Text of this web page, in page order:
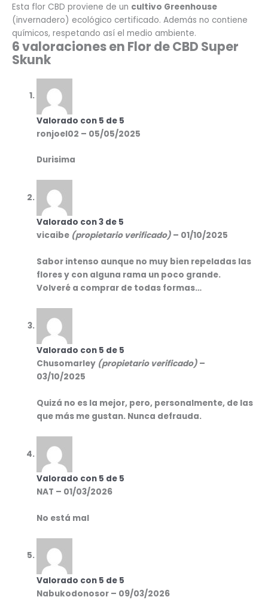
Esta flor CBD proviene de un cultivo Greenhouse
(invernadero) ecológico certificado. Además no contiene
químicos, respetando así el medio ambiente.
6 valoraciones en Flor de CBD Super
Skunk
Valorado con 5 de 5
ronjoel02 – 05/05/2025
Durisima
Valorado con3 de 5
vicaibe (propietario verificado) – 01/10/2025
Sabor intenso aunque no muy bien repeladas las
flores y con alguna rama un poco grande.
Volveré a comprar de todas formas…
Valorado con 5 de 5
Chusomarley (propietario verificado) –
03/10/2025
Quizá no es la mejor, pero, personalmente, de las
que más me gustan. Nunca defrauda.
Valorado con 5 de 5
NAT – 01/03/2026
No está mal
Valorado con 5 de 5
Nabukodonosor – 09/03/2026